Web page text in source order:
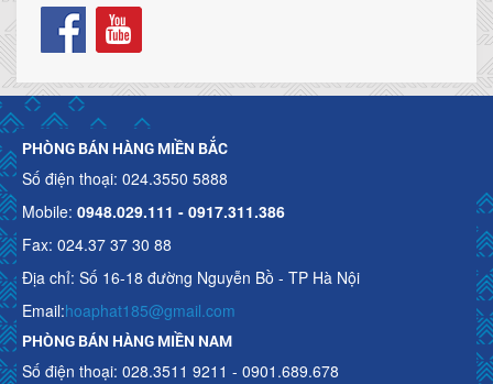
PHÒNG BÁN HÀNG MIỀN BẮC
Số điện thoại: 024.3550 5888
Mobile: 0948.029.111 - 0917.311.386
Fax: 024.37 37 30 88
Địa chỉ: Số 16-18 đường Nguyễn Bồ - TP Hà Nội
Email:hoaphat185@gmail.com
PHÒNG BÁN HÀNG MIỀN NAM
Số điện thoại: 028.3511 9211 - 0901.689.678